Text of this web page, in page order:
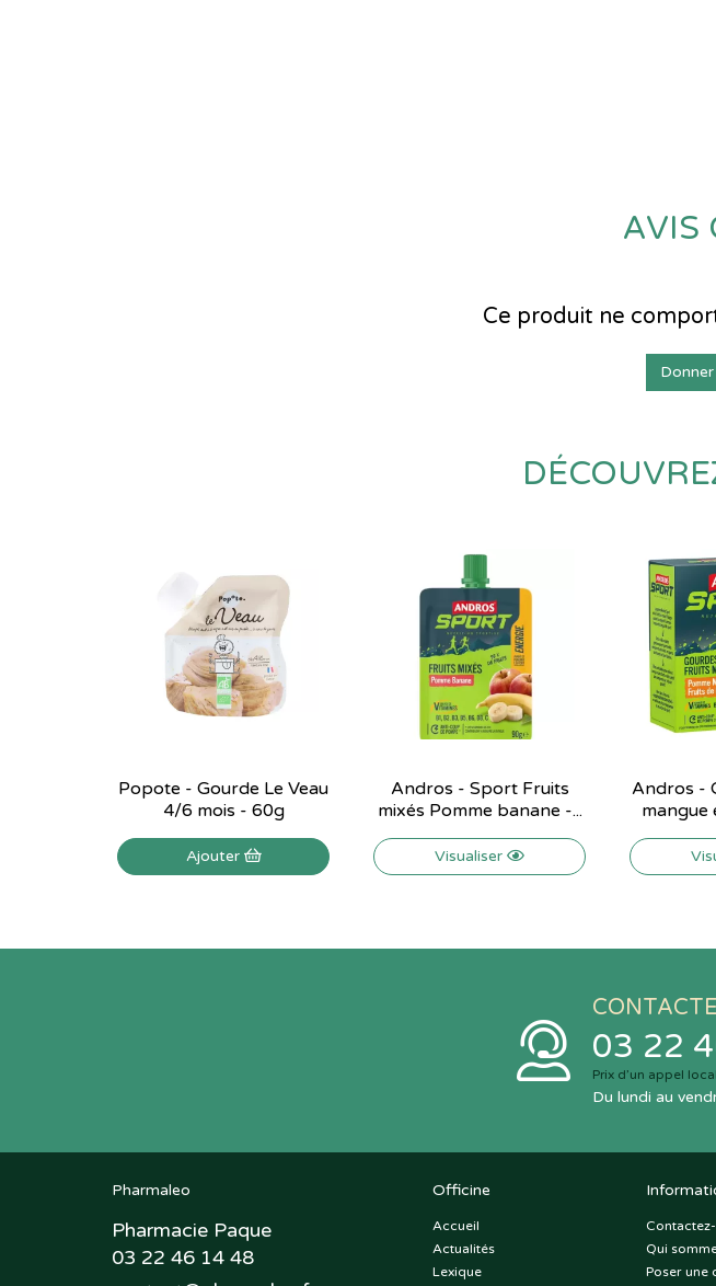
AVIS
Ce produit ne
Popote - Gourde Le Veau
4/6 mois - 60g
Ajouter
Andros - Sport Fruits
mixés Pomme banane -...
Visualiser
Andros -
mangue
03 22
Prix d’un appel local
Du lundi au
Pharmaleo
Pharmacie Paque
03 22 46 14 48
Officine
Accueil
Actualités
Lexique
Qui
Poser une